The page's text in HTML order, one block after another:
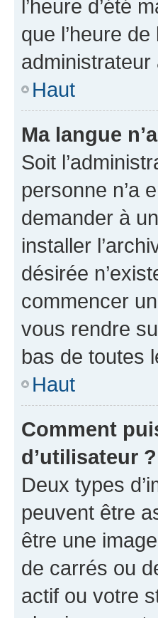
l’heure d’été
que l’heure
Haut
Ma langue
Soit
personne n’a
demander à
installer
désirée
commencer
vous rendre
bas de toutes
Haut
Comment
d’utilisateur ?
Deux types
peuvent être
être une
de carrés ou
actif ou votre